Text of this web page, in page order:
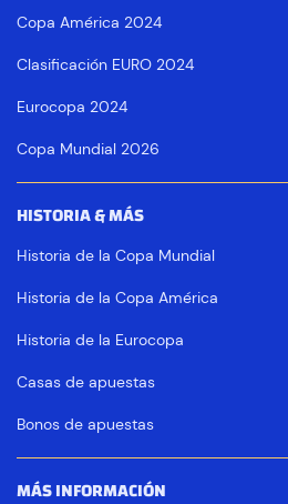
Copa América 2024
Clasificación EURO 2024
Eurocopa 2024
Copa Mundial 2026
HISTORIA & MÁS
Historia de la Copa Mundial
Historia de la Copa América
Historia de la Eurocopa
Casas de apuestas
Bonos de apuestas
MÁS INFORMACIÓN